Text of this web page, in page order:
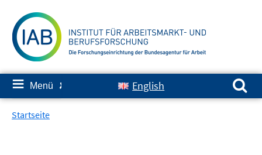
zum
Inhalt
≡ Menü ✘ English
Suchen nach:
Startseite